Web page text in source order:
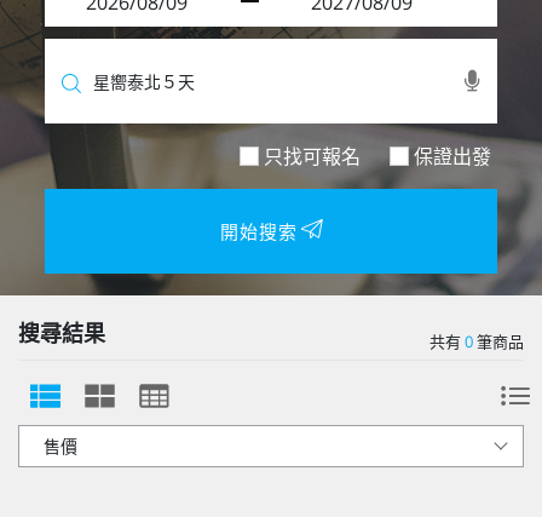
只找可報名 保證出發
開始搜索
搜尋結果 共有0筆商品